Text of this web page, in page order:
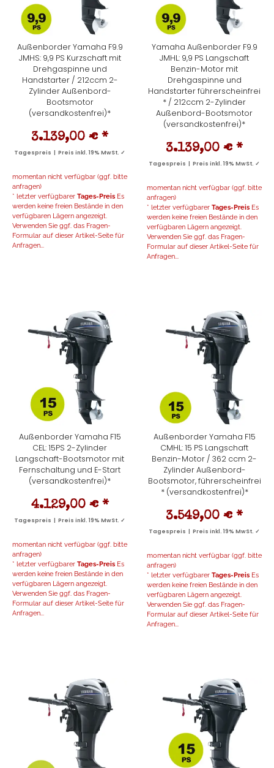
Außenborder Yamaha F9.9
JMHS: 9,9 PS Kurzschaft mit
Drehgaspinne und
Handstarter / 212ccm 2-
Zylinder Außenbord-
Bootsmotor
(versandkostenfrei)*
3.139,00 € *
Tagespreis | Preis inkl. 19% MwSt. ✓
momentan nicht verfügbar (ggf. bitte
anfragen)
* letzter verfügbarer Tages-Preis Es
werden keine freien Bestände in den
verfügbaren Lägern angezeigt.
Verwenden Sie ggf. das Fragen-
Formular auf dieser Artikel-Seite für
Anfragen...
Yamaha Außenborder F9.9
JMHL: 9,9 PS Langschaft
Benzin-Motor mit
Drehgaspinne und
Handstarter führerscheinfrei
* / 212ccm 2-Zylinder
Außenbord-Bootsmotor
(versandkostenfrei)*
3.139,00 € *
Tagespreis | Preis inkl. 19% MwSt. ✓
momentan nicht verfügbar (ggf. bitte
anfragen)
* letzter verfügbarer Tages-Preis Es
werden keine freien Bestände in den
verfügbaren Lägern angezeigt.
Verwenden Sie ggf. das Fragen-
Formular auf dieser Artikel-Seite für
Anfragen...
Außenborder Yamaha F15
CEL: 15PS 2-Zylinder
Langschaft-Bootsmotor mit
Fernschaltung und E-Start
(versandkostenfrei)*
4.129,00 € *
Tagespreis | Preis inkl. 19% MwSt. ✓
momentan nicht verfügbar (ggf. bitte
anfragen)
* letzter verfügbarer Tages-Preis Es
werden keine freien Bestände in den
verfügbaren Lägern angezeigt.
Verwenden Sie ggf. das Fragen-
Formular auf dieser Artikel-Seite für
Anfragen...
Außenborder Yamaha F15
CMHL: 15 PS Langschaft
Benzin-Motor / 362 ccm 2-
Zylinder Außenbord-
Bootsmotor, führerscheinfrei
* (versandkostenfrei)*
3.549,00 € *
Tagespreis | Preis inkl. 19% MwSt. ✓
momentan nicht verfügbar (ggf. bitte
anfragen)
* letzter verfügbarer Tages-Preis Es
werden keine freien Bestände in den
verfügbaren Lägern angezeigt.
Verwenden Sie ggf. das Fragen-
Formular auf dieser Artikel-Seite für
Anfragen...